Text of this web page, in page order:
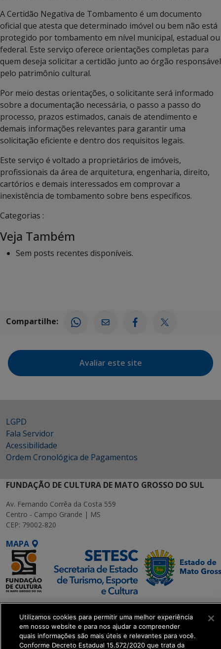
A Certidão Negativa de Tombamento é um documento
oficial que atesta que determinado imóvel ou bem não está
protegido por tombamento em nível municipal, estadual ou
federal. Este serviço oferece orientações completas para
quem deseja solicitar a certidão junto ao órgão responsável
pelo patrimônio cultural.
Por meio destas orientações, o solicitante será informado
sobre a documentação necessária, o passo a passo do
processo, prazos estimados, canais de atendimento e
demais informações relevantes para garantir uma
solicitação eficiente e dentro dos requisitos legais.
Este serviço é voltado a proprietários de imóveis,
profissionais da área de arquitetura, engenharia, direito,
cartórios e demais interessados em comprovar a
inexistência de tombamento sobre bens específicos.
Categorias :
Veja Também
Sem posts recentes disponíveis.
Compartilhe:
Avaliar este site
LGPD
Fala Servidor
Acessibilidade
Ordem Cronológica de Pagamentos
FUNDAÇÃO DE CULTURA DE MATO GROSSO DO SUL
Av. Fernando Corrêa da Costa 559
Centro - Campo Grande | MS
CEP: 79002-820
MAPA
SETDIG | Secretaria-
Executiva de
Transformação Digital
Utilizamos cookies para permitir uma melhor experiência
em nosso website e para nos ajudar a compreender
quais informações são mais úteis e relevantes para você.
Conforme Decreto Estadual 15.572/2020 que trata da